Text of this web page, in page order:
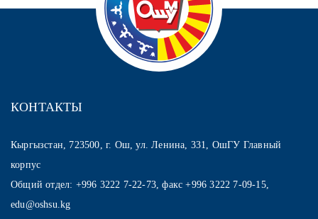
КОНТАКТЫ
Кыргызстан, 723500, г. Ош, ул. Ленина, 331, ОшГУ Главный
корпус
Общий отдел: +996 3222 7-22-73, факс +996 3222 7-09-15,
edu@oshsu.kg